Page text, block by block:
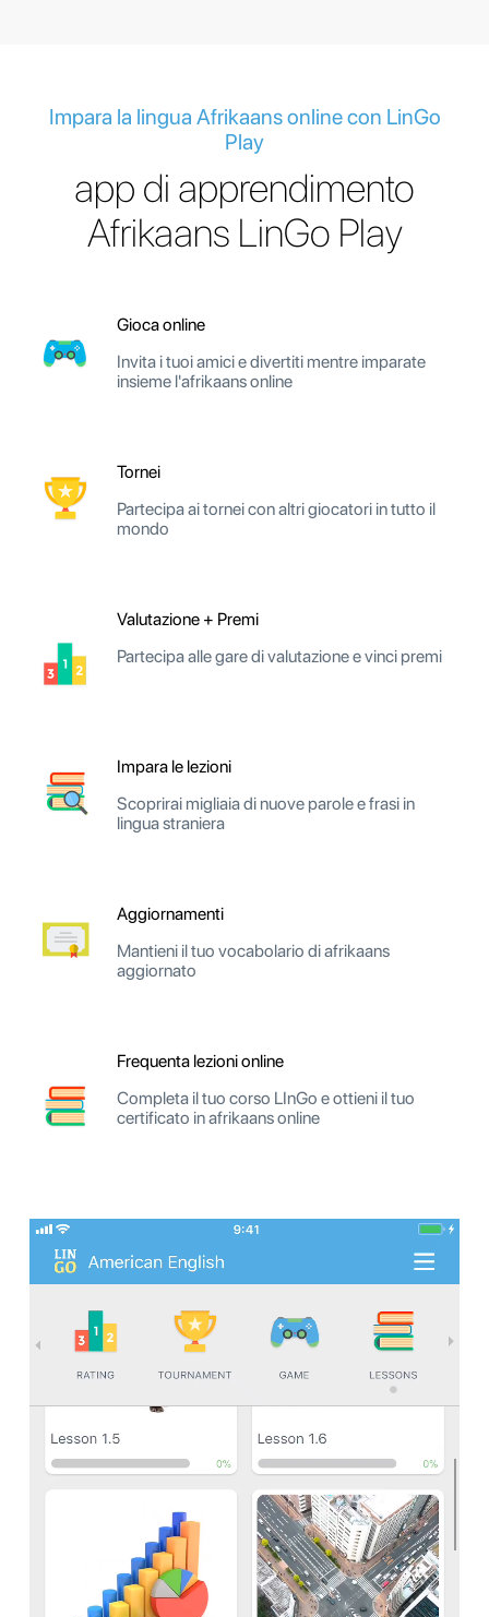
Impara la lingua Afrikaans online con LinGo
Play
app di apprendimento
Afrikaans LinGo Play
Gioca online
Invita i tuoi amici e divertiti mentre imparate
insieme l'afrikaans online
Tornei
Partecipa ai tornei con altri giocatori in tutto il
mondo
Valutazione + Premi
Partecipa alle gare di valutazione e vinci premi
Impara le lezioni
Scoprirai migliaia di nuove parole e frasi in
lingua straniera
Aggiornamenti
Mantieni il tuo vocabolario di afrikaans
aggiornato
Frequenta lezioni online
Completa il tuo corso LInGo e ottieni il tuo
certificato in afrikaans online